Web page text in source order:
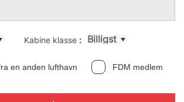
Kabine klasse : Billigst
en anden lufthavn FDM medlem